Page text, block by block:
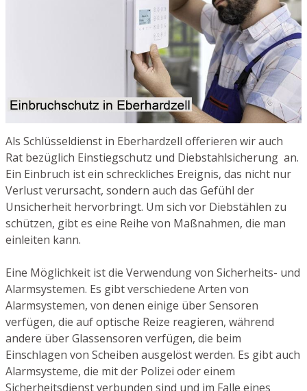
Als Schlüsseldienst in Eberhardzell offerieren wir auch
Rat bezüglich Einstiegschutz und Diebstahlsicherung an.
Ein Einbruch ist ein schreckliches Ereignis, das nicht nur
Verlust verursacht, sondern auch das Gefühl der
Unsicherheit hervorbringt. Um sich vor Diebstählen zu
schützen, gibt es eine Reihe von Maßnahmen, die man
einleiten kann.
Eine Möglichkeit ist die Verwendung von Sicherheits- und
Alarmsystemen. Es gibt verschiedene Arten von
Alarmsystemen, von denen einige über Sensoren
verfügen, die auf optische Reize reagieren, während
andere über Glassensoren verfügen, die beim
Einschlagen von Scheiben ausgelöst werden. Es gibt auch
Alarmsysteme, die mit der Polizei oder einem
Sicherheitsdienst verbunden sind und im Falle eines